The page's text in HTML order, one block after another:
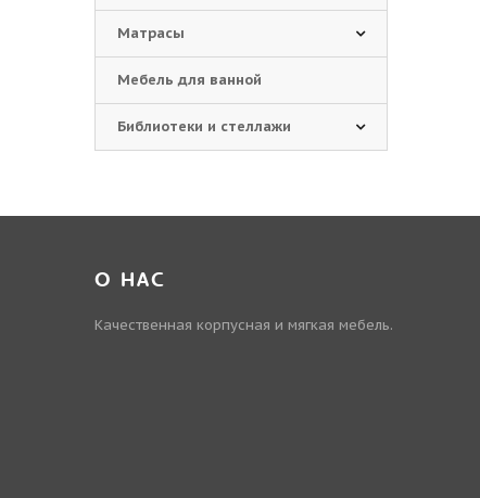
Матрасы
Мебель для ванной
Библиотеки и стеллажи
О НАС
Качественная корпусная и мягкая мебель.